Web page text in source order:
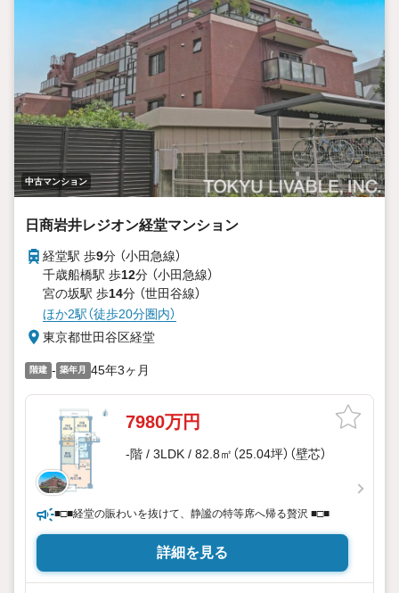
中古マンション
日商岩井レジオン経堂マンション
経堂駅 歩9分 （小田急線）
千歳船橋駅 歩12分 （小田急線）
宮の坂駅 歩14分 （世田谷線）
ほか2駅（徒歩20分圏内）
東京都世田谷区経堂
階建 - 築年月 45年3ヶ月
7980万円
-階 / 3LDK / 82.8㎡（25.04坪）（壁芯）
■□■経堂の賑わいを抜けて、静謐の特等席へ帰る贅沢 ■□■
詳細を見る